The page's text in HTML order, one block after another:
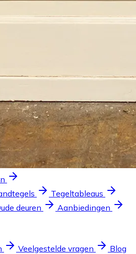
Tegeltableaus
deuren
Aanbiedingen
Veelgestelde vragen
Blog